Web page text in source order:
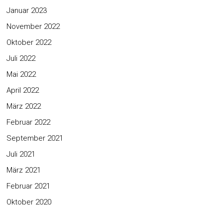
Januar 2023
November 2022
Oktober 2022
Juli 2022
Mai 2022
April 2022
März 2022
Februar 2022
September 2021
Juli 2021
März 2021
Februar 2021
Oktober 2020